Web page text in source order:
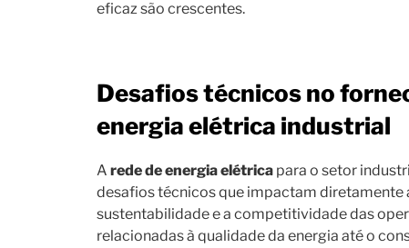
eficaz são crescentes.
Desafios técnicos no
energia elétrica industrial
A rede de energia elétricapara o setor
desafios técnicos que impactam diretamente
sustentabilidade e a competitividade das
relacionadas à qualidade da energia até o